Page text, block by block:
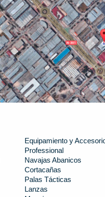
Equipamiento y
Professional
Navajas Abanicos
Cortacañas
Palas Tácticas
Lanzas